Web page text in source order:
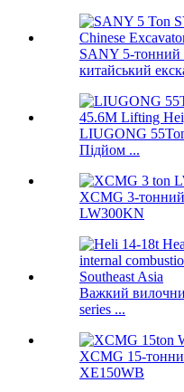
SANY 5-тонний
китайський
LIUGONG
Підйом ...
XCMG 3-
LW300KN
Важкий
series ...
XCMG 15-
XE150WB